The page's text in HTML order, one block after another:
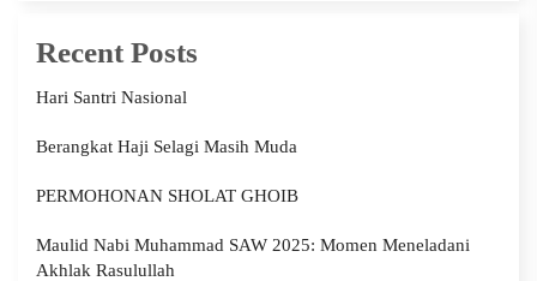
Recent Posts
Hari Santri Nasional
Berangkat Haji Selagi Masih Muda
PERMOHONAN SHOLAT GHOIB
Maulid Nabi Muhammad SAW 2025: Momen Meneladani
Akhlak Rasulullah